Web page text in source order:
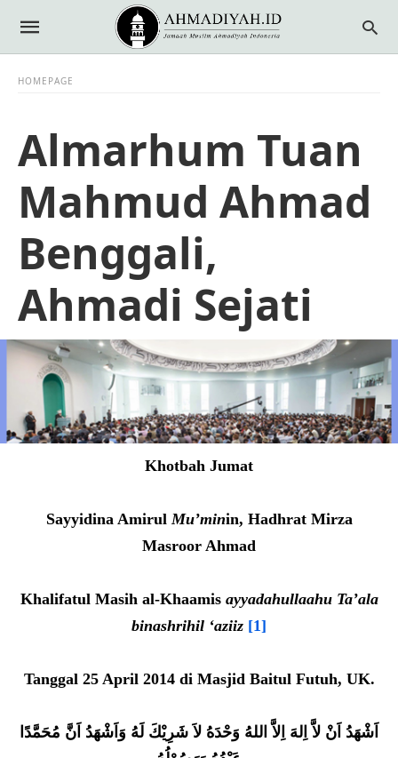
HOMEPAGE
Almarhum Tuan
Mahmud Ahmad
Benggali,
Ahmadi Sejati
Khotbah Jumat
Sayyidina Amirul Mu’minin, Hadhrat Mirza
Masroor Ahmad
Khalifatul Masih al-Khaamis ayyadahullaahu Ta’ala
binashrihil ‘aziiz [1]
Tanggal 25 April 2014 di Masjid Baitul Futuh, UK.
اَشْهَدُ اَنْ لاَّ اِلهَ اِلاَّ اللهُ وَحْدَهُ لاَ شَرِيْكَ لَهُ وَاَشْهَدُ اَنَّ مُحَمَّدًا